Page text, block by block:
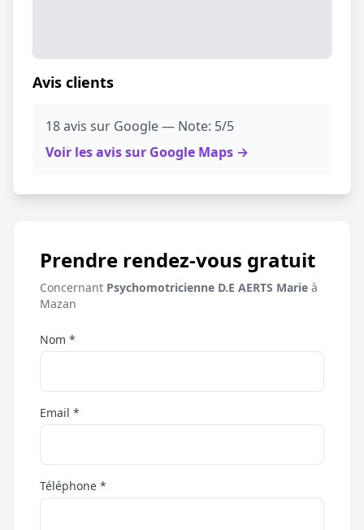
Avis clients
18 avis sur Google — Note: 5/5
Voir les avis sur Google Maps →
Prendre rendez-vous gratuit
Concernant Psychomotricienne D.E AERTS Marie à
Mazan
Nom *
Email *
Téléphone *